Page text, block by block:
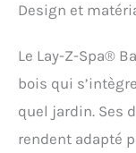
Design et
Le Lay-Z-Spa®
bois qui
quel jardin. Ses
rendent adapté